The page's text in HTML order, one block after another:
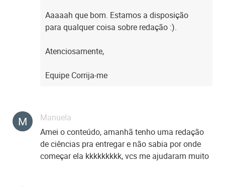
Aaaaah que bom. Estamos a disposição
para qualquer coisa sobre redação :).
Atenciosamente,
Equipe Corrija-me
M
Manuela
Amei o conteúdo, amanhã tenho uma redação
de ciências pra entregar e não sabia por onde
começar ela kkkkkkkkk, vcs me ajudaram muito